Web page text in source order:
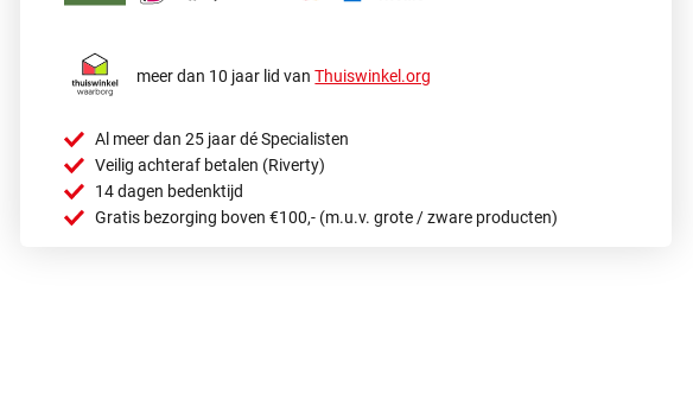
meer dan 10 jaar lid vanThuiswinkel.org
Al meer dan 25 jaar dé Specialisten
Veilig achteraf betalen (Riverty)
14 dagen bedenktijd
Gratis bezorging boven €100,- (m.u.v. grote / zware producten)